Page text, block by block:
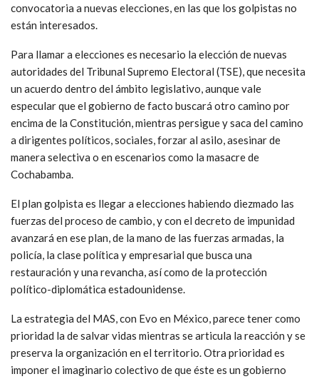
convocatoria a nuevas elecciones, en las que los golpistas no
están interesados.
Para llamar a elecciones es necesario la elección de nuevas
autoridades del Tribunal Supremo Electoral (TSE), que necesita
un acuerdo dentro del ámbito legislativo, aunque vale
especular que el gobierno de facto buscará otro camino por
encima de la Constitución, mientras persigue y saca del camino
a dirigentes políticos, sociales, forzar al asilo, asesinar de
manera selectiva o en escenarios como la masacre de
Cochabamba.
El plan golpista es llegar a elecciones habiendo diezmado las
fuerzas del proceso de cambio, y con el decreto de impunidad
avanzará en ese plan, de la mano de las fuerzas armadas, la
policía, la clase política y empresarial que busca una
restauración y una revancha, así como de la protección
político-diplomática estadounidense.
La estrategia del MAS, con Evo en México, parece tener como
prioridad la de salvar vidas mientras se articula la reacción y se
preserva la organización en el territorio. Otra prioridad es
imponer el imaginario colectivo de que éste es un gobierno